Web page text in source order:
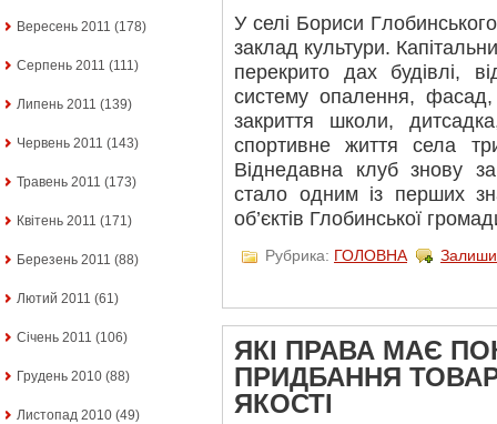
Вересень 2011 (178)
Серпень 2011 (111)
Липень 2011 (139)
Червень 2011 (143)
Травень 2011 (173)
Квітень 2011 (171)
Березень 2011 (88)
Лютий 2011 (61)
Січень 2011 (106)
Грудень 2010 (88)
Листопад 2010 (49)
У селі Бориси
заклад культури.
перекрито дах будівлі,
систему опалення, фасад,
закриття школи,
спортивне життя села
Віднедавна клуб знову
стало одним із перших
об’єктів Глобинської
Рубрика: ГОЛОВНА
ЯКІ ПРАВА МАЄ
ПРИДБАННЯ
ЯКОСТІ